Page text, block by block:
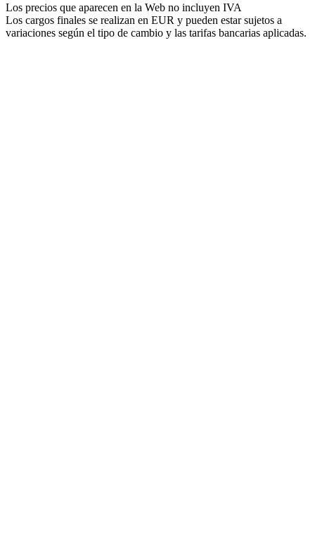
Los precios que aparecen en la Web no incluyen IVA
Los cargos finales se realizan en EUR y pueden estar sujetos a
variaciones según el tipo de cambio y las tarifas bancarias aplicadas.